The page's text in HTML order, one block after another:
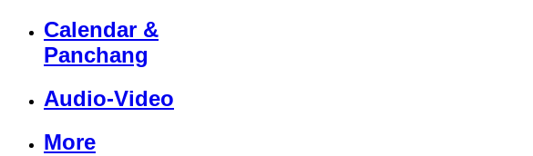
Calendar &
Panchang
Audio-Video
More